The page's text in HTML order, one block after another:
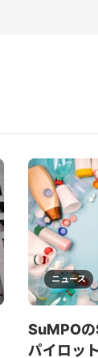
ニュース
SuMPO
パイロッ